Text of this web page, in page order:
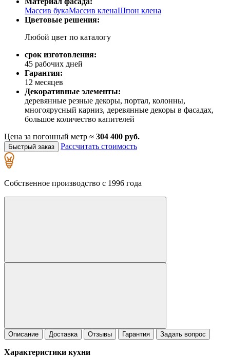
Массив букаМассив кленаШпон клена
Цветовые решения:
Любой цвет по каталогу
срок изготовления:
45 рабочих дней
Гарантия:
12 месяцев
Декоративные элементы:
деревянные резные декоры, портал, колонны,
многоярусный карниз, деревянные декоры в фасадах,
большое количество капителей
Цена за погонный метр ≈ 304 400 руб.
Быстрый заказ Рассчитать стоимость
Собственное производство с 1996 года
Описание Доставка Отзывы Гарантия Задать вопрос
Характеристики кухни